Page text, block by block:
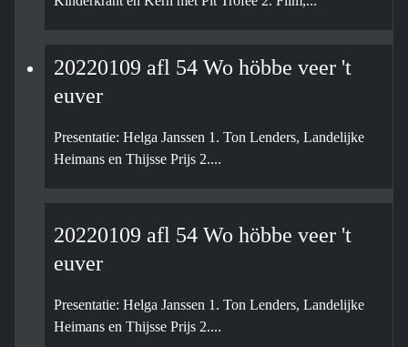
20220109 afl 54 Wo höbbe veer 't
euver
Presentatie: Helga Janssen 1. Ton Lenders, Landelijke
Heimans en Thijsse Prijs 2....
20220109 afl 54 Wo höbbe veer 't
euver
Presentatie: Helga Janssen 1. Ton Lenders, Landelijke
Heimans en Thijsse Prijs 2....